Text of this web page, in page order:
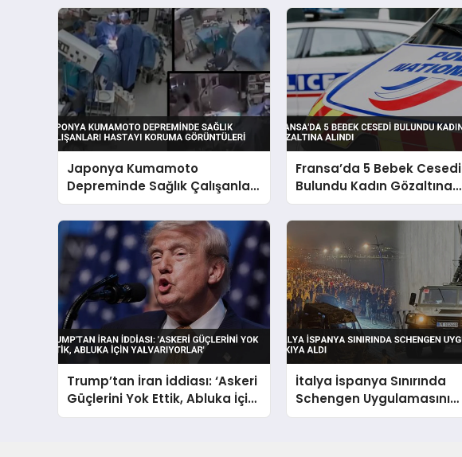
Japonya Kumamoto
Depreminde Sağlık Çalışanları
Hastayı Koruma Görüntüleri
Fransa’da 5 Bebek Cesedi
Bulundu Kadın Gözaltına
Alındı
Trump’tan İran İddiası: ‘Askeri
Güçlerini Yok Ettik, Abluka İçin
Yalvarıyorlar’
İtalya İspanya Sınırında
Schengen Uygulamasını
Askıya Aldı